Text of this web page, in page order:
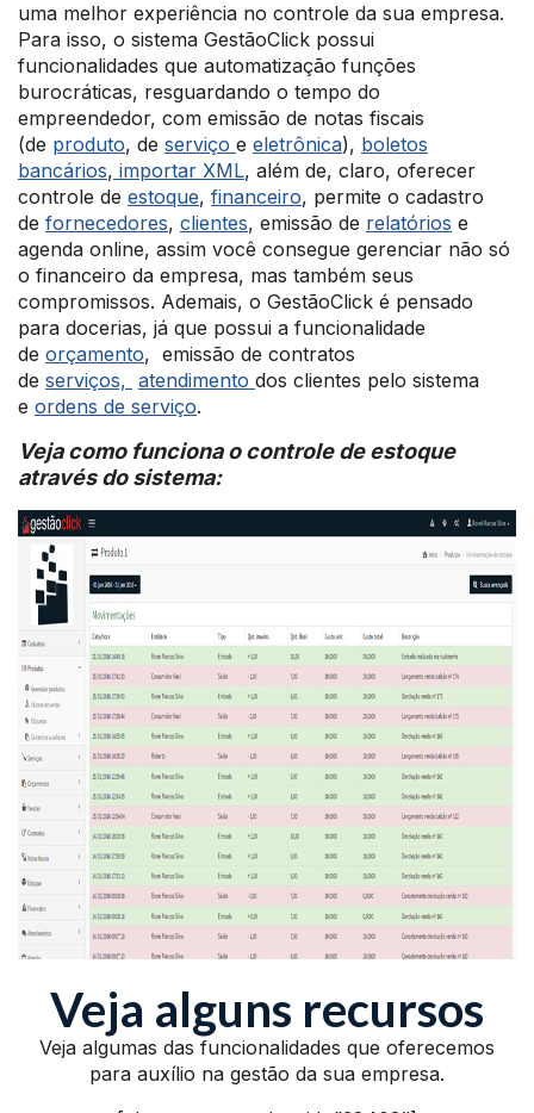
uma melhor experiência no controle da sua empresa.
Para isso, o sistema GestãoClick possui
funcionalidades que automatização funções
burocráticas, resguardando o tempo do
empreendedor, com emissão de notas fiscais
(de produto, de serviço e eletrônica), boletos
bancários, importar XML, além de, claro, oferecer
controle de estoque, financeiro, permite o cadastro
de fornecedores, clientes, emissão de relatórios e
agenda online, assim você consegue gerenciar não só
o financeiro da empresa, mas também seus
compromissos. Ademais, o GestãoClick é pensado
para docerias, já que possui a funcionalidade
de orçamento, emissão de contratos
de serviços, atendimento dos clientes pelo sistema
e ordens de serviço.
Veja como funciona o controle de estoque
através do sistema:
Veja alguns recursos
Veja algumas das funcionalidades que oferecemos
para auxílio na gestão da sua empresa.